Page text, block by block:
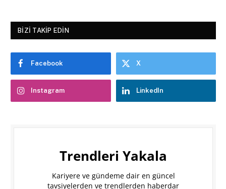
BIZI TAKIP EDIN
Facebook X
Instagram LinkedIn
Trendleri Yakala
Kariyere ve gündeme dair en güncel
tavsiyelerden ve trendlerden haberdar